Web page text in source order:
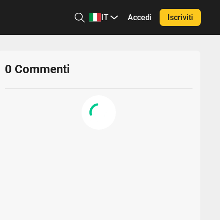
IT Accedi Iscriviti
0 Commenti